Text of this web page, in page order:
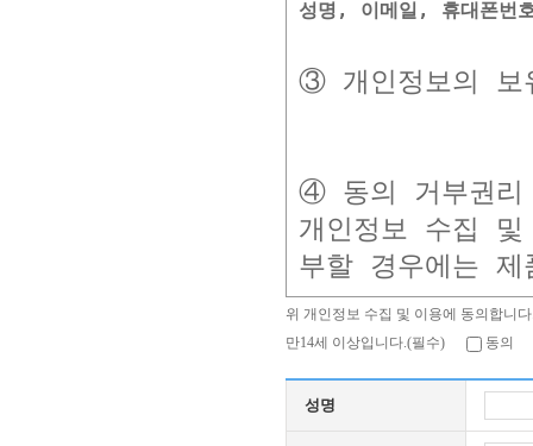
③ 개인정보의
④ 동의 거부권
개인정보 수집
위 개인정보 수집 및 이용에 동의합니
만14세 이상입니다.(필수)
동의
성명